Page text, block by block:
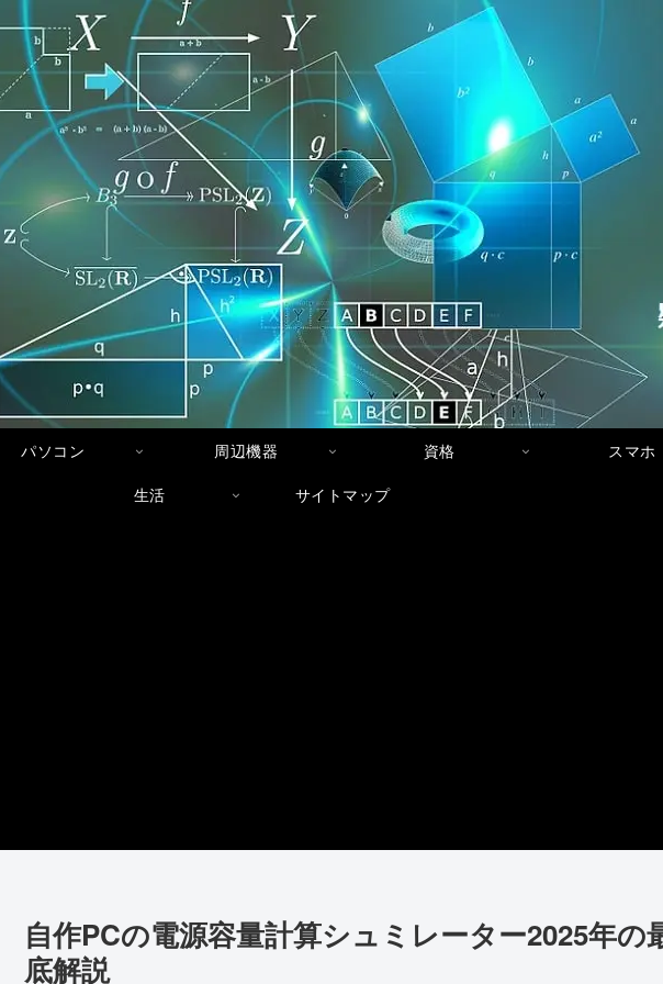
パソコン 周辺機器 資格 スマホ
生活
サイトマップ
自作PCの電源容量計算シュミレーター2025年の
底解説